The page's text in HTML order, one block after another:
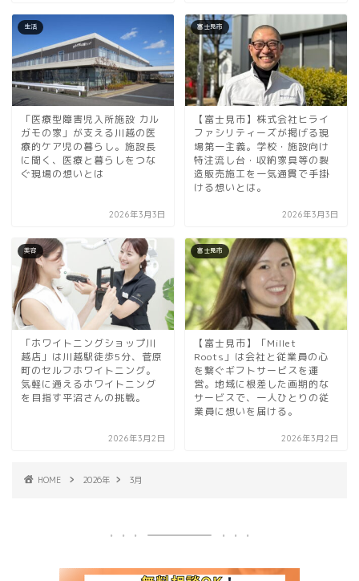
生活
「医療型障害児入所施設 カル
ガモの家」が支える川越の医
療的ケア児の暮らし。施設長
に聞く、医療と暮らしをつな
ぐ現場の想いとは
2026年3月3日
富士見市
【富士見市】株式会社ヒライ
ファシリティーズが掲げる現
場第一主義。学校・施設向け
特注流し台・収納家具等の製
造販売施工を一気通貫で手掛
ける想いとは。
2026年3月3日
美容
「ホワイトニングショップ川
越店」は川越駅徒歩5分、菅原
町のセルフホワイトニング。
気軽に通えるホワイトニング
を目指す平沼さんの挑戦。
2026年3月2日
富士見市
【富士見市】「Millet
Roots」は会社と従業員の心
を繋ぐギフトサービスを運
営。地域に根差した画期的な
サービスで、一人ひとりの従
業員に想いを届ける。
2026年3月2日
HOME 2026年 3月